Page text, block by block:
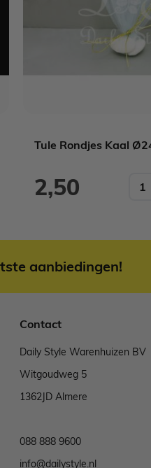
Tule Rondjes Kaal
2,50
aanbiedingen!
Contact
Daily Style Warenhuizen BV
Witgoudweg 5
1362JD Almere
088 888 9600
info@dailystyle.nl